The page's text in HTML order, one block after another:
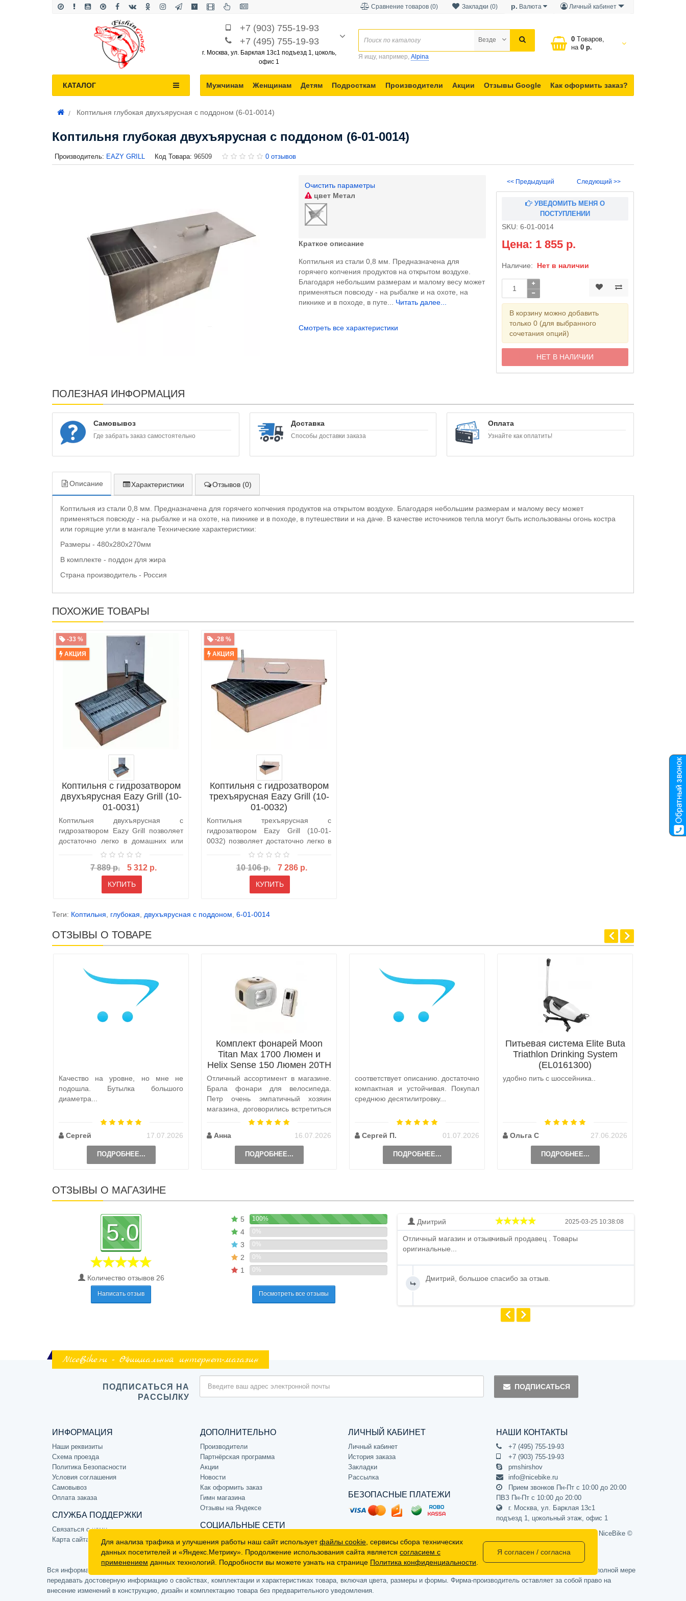
Личный кабинет
р. Валюта
Закладки (0)
Сравнение товаров (0)
+7 (903) 755-19-93
+7 (495) 755-19-93
г. Москва, ул. Барклая 13с1 подъезд 1, цоколь,
офис 1
0 Tоваров,
на
0 р.
Везде
Я ищу, например, Alpina
Мужчинам Женщинам Детям Подросткам Производители Акции Отзывы Google Как оформить заказ?
КАТАЛОГ
Коптильня глубокая двухъярусная с поддоном (6-01-0014)
Коптильня глубокая двухъярусная с поддоном (6-01-0014)
Производитель: EAZY GRILL Код Товара: 96509 0 отзывов
Очистить параметры
цвет Метал
Краткое описание
Коптильня из стали 0,8 мм. Предназначена для
горячего копчения продуктов на открытом воздухе.
Благодаря небольшим размерам и малому весу может
применяться повсюду - на рыбалке и на охоте, на
пикнике и в походе, в путе... Читать далее...
Смотреть все характеристики
<< Предыдущий Следующий >>
УВЕДОМИТЬ МЕНЯ О
ПОСТУПЛЕНИИ
SKU: 6-01-0014
Цена: 1 855 р.
Наличие: Нет в наличии
В корзину можно добавить
только 0 (для выбранного
сочетания опций)
НЕТ В НАЛИЧИИ
ПОЛЕЗНАЯ ИНФОРМАЦИЯ
Самовывоз
Где забрать заказ самостоятельно
Доставка
Способы доставки заказа
Оплата
Узнайте как оплатить!
Описание Характеристики Отзывов (0)
Коптильня из стали 0,8 мм. Предназначена для горячего копчения продуктов на открытом воздухе. Благодаря небольшим размерам и малому весу может
применяться повсюду - на рыбалке и на охоте, на пикнике и в походе, в путешествии и на даче. В качестве источников тепла могут быть использованы огонь костра
или горящие угли в мангале Технические характеристики:
Размеры - 480х280х270мм
В комплекте - поддон для жира
Страна производитель - Россия
ПОХОЖИЕ ТОВАРЫ
-33 %
АКЦИЯ
Коптильня с гидрозатвором
двухъярусная Eazy Grill (10-
01-0031)
Коптильня двухъярусная с
гидрозатвором Eazy Grill позволяет
достаточно легко в домашних или
7 889 р. 5 312 р.
КУПИТЬ
-28 %
АКЦИЯ
Коптильня с гидрозатвором
трехъярусная Eazy Grill (10-
01-0032)
Коптильня трехъярусная с
гидрозатвором Eazy Grill (10-01-
0032) позволяет достаточно легко в
10 106 р. 7 286 р.
КУПИТЬ
Теги: Коптильня глубокая двухъярусная с поддоном 6-01-0014
ОТЗЫВЫ О ТОВАРЕ
Качество на уровне, но мне не
подошла. Бутылка большого
диаметра...
Сергей 17.07.2026
ПОДРОБНЕЕ...
Комплект фонарей Moon
Titan Max 1700 Люмен и
Helix Sense 150 Люмен 20TH
Anniversary Edition
Отличный ассортимент в магазине.
Брала фонари для велосипеда.
Петр очень эмпатичный хозяин
магазина, договорились встретиться
по пути, чтобы передать ..
Анна
16.07.2026
ПОДРОБНЕЕ...
соответствует описанию. достаточно
компактная и устойчивая. Покупал
среднюю десятилитровку...
Сергей П. 01.07.2026
ПОДРОБНЕЕ...
Питьевая система Elite Buta
Triathlon Drinking System
(EL0161300)
удобно пить с шоссейника..
Ольга С 27.06.2026
ПОДРОБНЕЕ...
ОТЗЫВЫ О МАГАЗИНЕ
5.0
Количество отзывов 26
Написать отзыв
5 100%
4 0%
3 0%
2 0%
1 0%
Посмотреть все отзывы
Дмитрий 2025-03-25 10:38:08
Отличный магазин и отзывчивый продавец . Товары
оригинальные...
Дмитрий, большое спасибо за отзыв.
NiceBike.ru - Официальный интернет-магазин
ПОДПИСАТЬСЯ НА
РАССЫЛКУ
ПОДПИСАТЬСЯ
ИНФОРМАЦИЯ
Наши реквизиты
Схема проезда
Политика Безопасности
Условия соглашения
Самовывоз
Оплата заказа
СЛУЖБА ПОДДЕРЖКИ
Связаться с нами
Карта сайта
ДОПОЛНИТЕЛЬНО
Производители
Партнёрская программа
Акции
Новости
Как оформить заказ
Гимн магазина
Отзывы на Яндексе
СОЦИАЛЬНЫЕ СЕТИ
ЛИЧНЫЙ КАБИНЕТ
Личный кабинет
История заказа
Закладки
Рассылка
БЕЗОПАСНЫЕ ПЛАТЕЖИ
НАШИ КОНТАКТЫ
+7 (495) 755-19-93
+7 (903) 755-19-93
pmshirshov
info@nicebike.ru
Прием звонков Пн-Пт с 10:00 до 20:00
ПВЗ Пн-Пт с 10:00 до 20:00
г. Москва, ул. Барклая 13с1
подъезд 1, цокольный этаж, офис 1
Официальный интернет-магазин NiceBike ©
2012 - 2026
Вся информация на сайте носит ознакомительный характер, не является публичной офертой (определяемой положениями Статьи 437 Гражданского кодекса РФ) и не может в полной мере
передавать достоверную информацию о свойствах, комплектации и характеристиках товара, включая цвета, размеры и формы. Фирма-производитель оставляет за собой право на
внесение изменений в конструкцию, дизайн и комплектацию товара без предварительного уведомления.
Для анализа трафика и улучшения работы наш сайт используетфайлы cookie , сервисы сбора технических
данных посетителей и «Яндекс.Метрику». Продолжение использования сайта является согласием с
применением данных технологий. Подробности вы можете узнать на странице Политика конфиденциальности
Я согласен / согласна